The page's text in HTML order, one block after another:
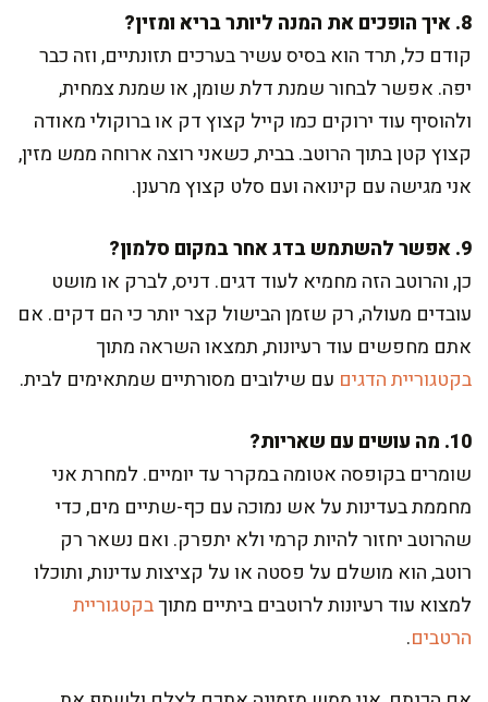
8. איך הופכים את המנה ליותר בריא ומזין?
קודם כל, תרד הוא בסיס עשיר בערכים תזונתיים, וזה כבר
יפה. אפשר לבחור שמנת דלת שומן, או שמנת צמחית,
ולהוסיף עוד ירוקים כמו קייל קצוץ דק או ברוקולי מאודה
קצוץ קטן בתוך הרוטב. בבית, כשאני רוצה ארוחה ממש מזין,
אני מגישה עם קינואה ועם סלט קצוץ מרענן.
9. אפשר להשתמש בדג אחר במקום סלמון?
כן, והרוטב הזה מחמיא לעוד דגים. דניס, לברק או מושט
עובדים מעולה, רק שזמן הבישול קצר יותר כי הם דקים. אם
אתם מחפשים עוד רעיונות, תמצאו השראה מתוך
בקטגוריית הדגים עם שילובים מסורתיים שמתאימים לבית.
10. מה עושים עם שאריות?
שומרים בקופסה אטומה במקרר עד יומיים. למחרת אני
מחממת בעדינות על אש נמוכה עם כף-שתיים מים, כדי
שהרוטב יחזור להיות קרמי ולא יתפרק. ואם נשאר רק
רוטב, הוא מושלם על פסטה או על קציצות עדינות, ותוכלו
למצוא עוד רעיונות לרוטבים ביתיים מתוךבקטגוריית
הרטבים.